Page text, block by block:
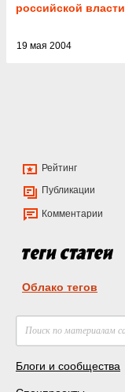
российской власти
19 мая 2004
Рейтинг
Публикации
Комментарии
Облако тегов
Блоги и сообщества